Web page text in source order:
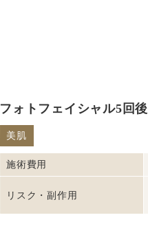
フォトフェイシャル5回後
美肌
施術費用
リスク・副作用